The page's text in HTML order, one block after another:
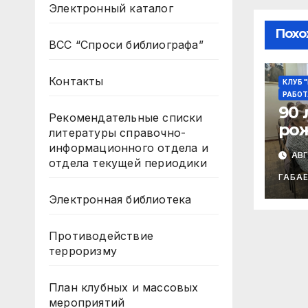
Электронный каталог
ВСС “Спроси библиографа”
Контакты
Рекомендательные списки
литературы справочно-
информационного отдела и
отдела текущей периодики
Электронная библиотека
Противодействие
терроризму
План клубных и массовых
мероприятий
КЛУБ
90